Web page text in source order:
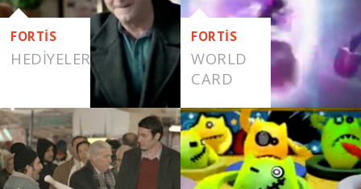
FORTİS
HEDIYELER
FORTİS
WORLD
CARD